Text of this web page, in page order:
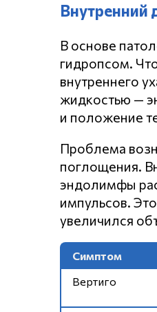
Внутренний
В основе
гидропсом.
внутреннего
жидкостью —
и положение
Проблема
поглощения.
эндолимфы
импульсов.
увеличился
Симптом
Вертиго